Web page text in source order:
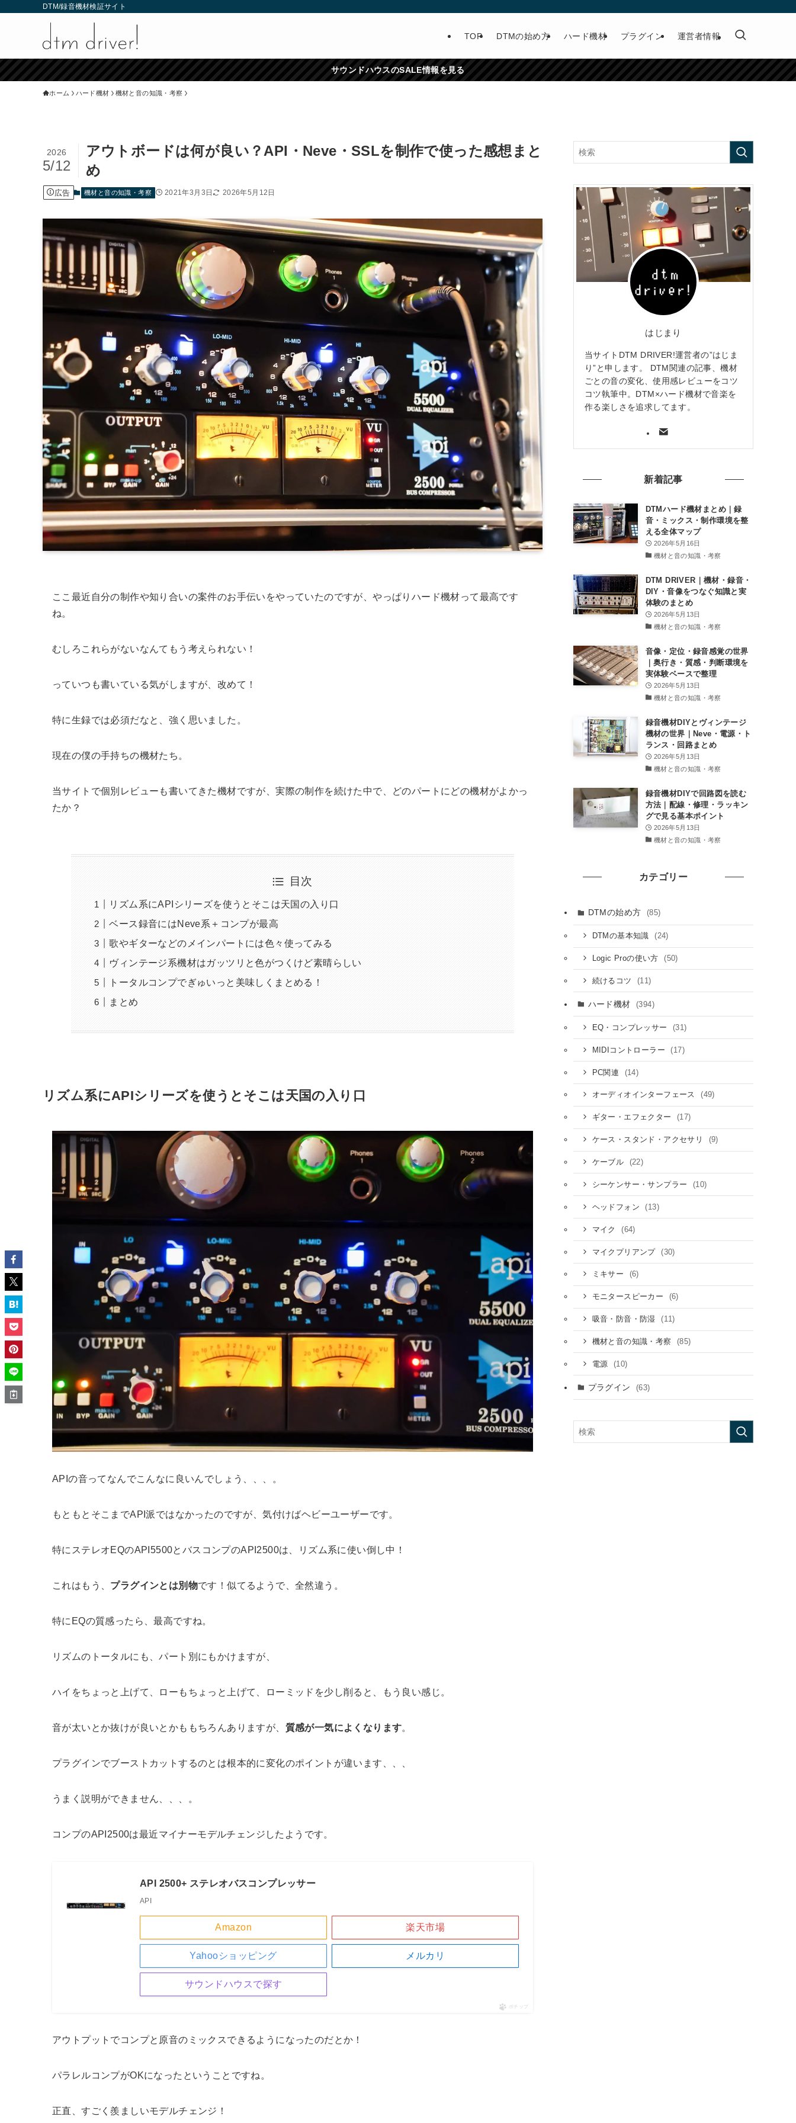
DTM/録音機材検証サイト
TOP DTMの始め方 ハード機材 プラグイン 運営者情報
サウンドハウスのSALE情報を見る
ホーム ハード機材 機材と音の知識・考察
アウトボードは何が良い？API・Neve・SSLを制作で使った感想まと
め
2026
5/12
広告 機材と音の知識・考察 2021年3月3日 2026年5月12日
ここ最近自分の制作や知り合いの案件のお手伝いをやっていたのですが、やっぱりハード機材って最高です
ね。
むしろこれらがないなんてもう考えられない！
っていつも書いている気がしますが、改めて！
特に生録では必須だなと、強く思いました。
現在の僕の手持ちの機材たち。
当サイトで個別レビューも書いてきた機材ですが、実際の制作を続けた中で、どのパートにどの機材がよかっ
たか？
目次
リズム系にAPIシリーズを使うとそこは天国の入り口
ベース録音にはNeve系＋コンプが最高
歌やギターなどのメインパートには色々使ってみる
ヴィンテージ系機材はガッツリと色がつくけど素晴らしい
トータルコンプでぎゅいっと美味しくまとめる！
まとめ
リズム系にAPIシリーズを使うとそこは天国の入り口
APIの音ってなんでこんなに良いんでしょう、、、。
もともとそこまでAPI派ではなかったのですが、気付けばヘビーユーザーです。
特にステレオEQのAPI5500とバスコンプのAPI2500は、リズム系に使い倒し中！
これはもう、 プラグインとは別物です！似てるようで、全然違う。
特にEQの質感ったら、最高ですね。
リズムのトータルにも、パート別にもかけますが、
ハイをちょっと上げて、ローもちょっと上げて、ローミッドを少し削ると、もう良い感じ。
音が太いとか抜けが良いとかももちろんありますが、 質感が一気によくなります。
プラグインでブーストカットするのとは根本的に変化のポイントが違います、、、
うまく説明ができません、、、。
コンプのAPI2500は最近マイナーモデルチェンジしたようです。
API 2500+ ステレオバスコンプレッサー
API
Amazon 楽天市場
Yahooショッピング メルカリ
サウンドハウスで探す
ポチップ
アウトプットでコンプと原音のミックスできるようになったのだとか！
パラレルコンプがOKになったということですね。
正直、すごく羨ましいモデルチェンジ！
はじまり
当サイトDTM DRIVER!運営者の”はじま
り”と申します。 DTM関連の記事、機材
ごとの音の変化、使用感レビューをコツ
コツ執筆中。DTM×ハード機材で音楽を
作る楽しさを追求してます。
新着記事
DTMハード機材まとめ｜録
音・ミックス・制作環境を整
える全体マップ
2026年5月16日
機材と音の知識・考察
DTM DRIVER｜機材・録音・
DIY・音像をつなぐ知識と実
体験のまとめ
2026年5月13日
機材と音の知識・考察
音像・定位・録音感覚の世界
｜奥行き・質感・判断環境を
実体験ベースで整理
2026年5月13日
機材と音の知識・考察
録音機材DIYとヴィンテージ
機材の世界｜Neve・電源・ト
ランス・回路まとめ
2026年5月13日
機材と音の知識・考察
録音機材DIYで回路図を読む
方法｜配線・修理・ラッキン
グで見る基本ポイント
2026年5月13日
機材と音の知識・考察
カテゴリー
DTMの始め方 (85)
DTMの基本知識 (24)
Logic Proの使い方 (50)
続けるコツ (11)
ハード機材 (394)
EQ・コンプレッサー (31)
MIDIコントローラー (17)
PC関連 (14)
オーディオインターフェース (49)
ギター・エフェクター (17)
ケース・スタンド・アクセサリ (9)
ケーブル (22)
シーケンサー・サンプラー (10)
ヘッドフォン (13)
マイク (64)
マイクプリアンプ (30)
ミキサー (6)
モニタースピーカー (6)
吸音・防音・防湿 (11)
機材と音の知識・考察 (85)
電源 (10)
プラグイン (63)